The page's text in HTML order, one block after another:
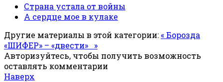
Страна устала от войны
А сердце мое в кулаке
Другие материалы в этой категории:« Борозда
«ШИФЕР» – «двести» »
Авторизуйтесь, чтобы получить возможность
оставлять комментарии
Наверх